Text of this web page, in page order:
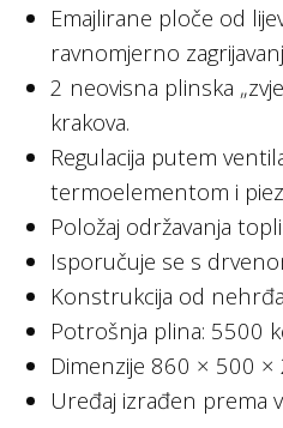
Emajlirane ploče od
ravnomjerno
2 neovisna plinska
krakova.
Regulacija putem
termoelementom i
Položaj održavanja
Isporučuje se s
Konstrukcija od
Potrošnja plina: 5500
Dimenzije 860 × 500 ×
Uređaj izrađen prema